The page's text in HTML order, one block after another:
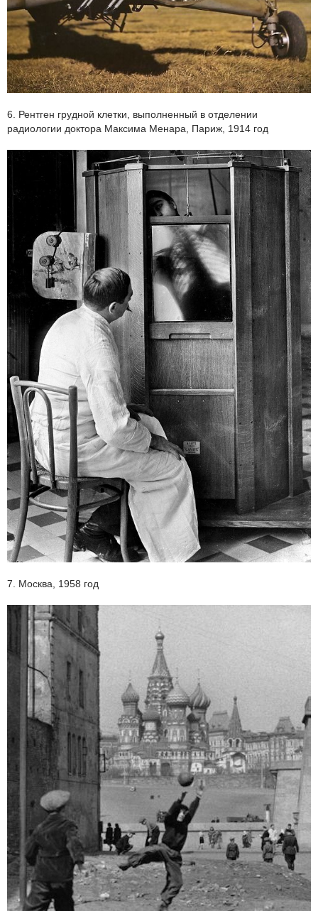
6. Рентген грудной клетки, выполненный в отделении
радиологии доктора Максима Менара, Париж, 1914 год
7. Москва, 1958 год